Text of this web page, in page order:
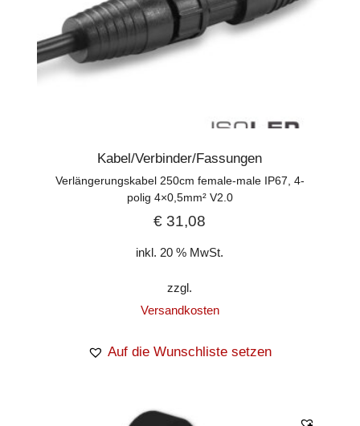
Kabel/Verbinder/Fassungen
Verlängerungskabel 250cm female-male IP67, 4-
polig 4×0,5mm² V2.0
€ 31,08
inkl. 20 % MwSt.
zzgl.
Versandkosten
Auf die Wunschliste setzen